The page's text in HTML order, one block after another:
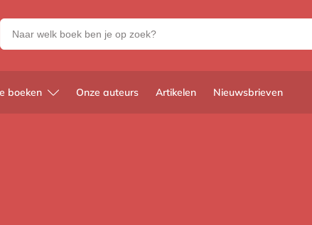
Zoeken
naar
en
uitgevers
boeken Onze auteurs Artikelen Nieuwsbrieven